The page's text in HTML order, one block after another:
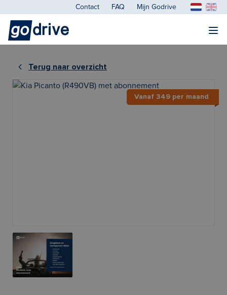
Contact FAQ Mijn Godrive
Terug naar overzicht
Vanaf 349 per maand